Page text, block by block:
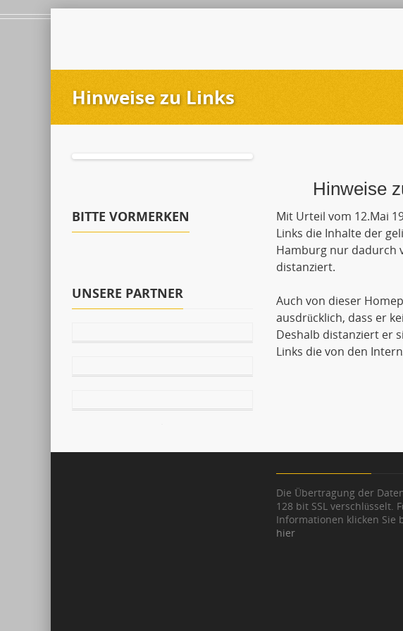
Hinweise zu Links
BITTE VORMERKEN
UNSERE PARTNER
Hinweise
Mit Urteil vom 12.Mai
Links die Inhalte der
Hamburg nur dadurch
distanziert.
Auch von dieser
ausdrücklich, dass er
Deshalb distanziert er
Links die von den
Die Übertragung der
128 bit SSL verschlüsselt.
Informationen klicken Sie
hier